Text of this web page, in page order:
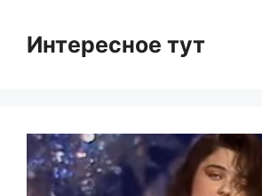
contentИнтересное тут